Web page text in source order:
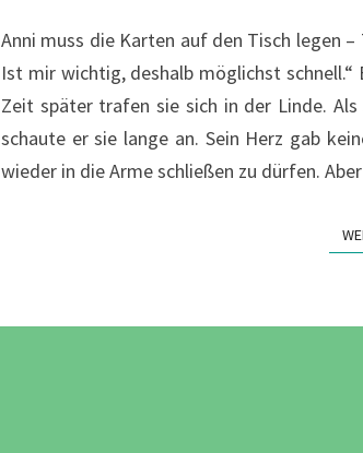
Anni muss die Karten auf den Tisch legen
Ist mir wichtig, deshalb möglichst
Zeit später trafen sie sich in der Linde.
schaute er sie lange an. Sein Herz gab
wieder in die Arme schließen zu dürfen.